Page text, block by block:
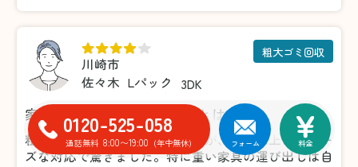
川崎市
佐々木 Lパック 3DK
粗大ゴミ回収
家具の処分がこんなに楽だとは！
粗大ゴミの処分で利用しましたが、想像以上にスムー
ズな対応で驚きました。特に重い家具の運び出しは自
0120-525-058
通話無料 8:00〜19:00 (年中無休) フォーム 料金